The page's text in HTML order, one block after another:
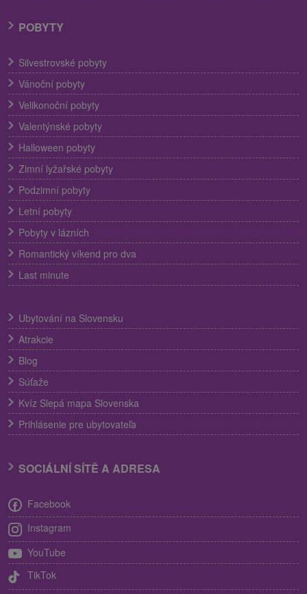
POBYTY
Silvestrovské pobyty
Vánoční pobyty
Velikonoční pobyty
Valentýnské pobyty
Halloween pobyty
Zimní lyžařské pobyty
Podzimní pobyty
Letní pobyty
Pobyty v lázních
Romantický víkend pro dva
Last minute
Ubytování na Slovensku
Atrakcie
Blog
Súťaže
Kvíz Slepá mapa Slovenska
Prihlásenie pre ubytovateľa
SOCIÁLNÍ SÍTĚ A ADRESA
Facebook
Instagram
YouTube
TikTok